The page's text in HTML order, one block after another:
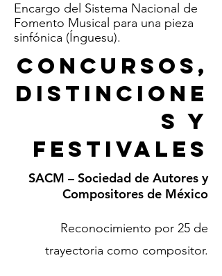
Encargo del Sistema Nacional de
Fomento Musical para una pieza
sinfónica (Ínguesu).
CONCURSOs,
distincione
s Y
FESTIVALES
SACM – Sociedad de Autores y
Compositores de México
Reconocimiento por 25 de
trayectoria como compositor.